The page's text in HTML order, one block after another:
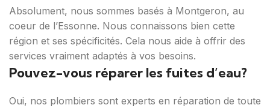
Absolument, nous sommes basés à Montgeron, au
coeur de l’Essonne. Nous connaissons bien cette
région et ses spécificités. Cela nous aide à offrir des
services vraiment adaptés à vos besoins.
Pouvez-vous réparer les fuites d’eau?
Oui, nos plombiers sont experts en réparation de toute